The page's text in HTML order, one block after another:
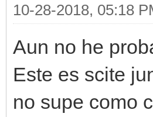
10-28-2018, 05:18
Aun no he
Este es scite
no supe como